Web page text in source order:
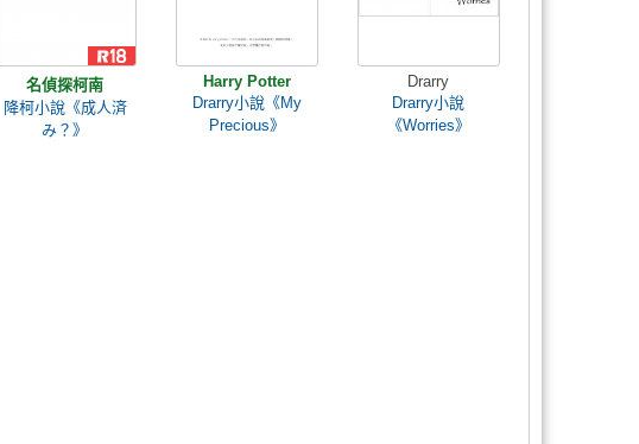
名偵探柯南
降柯小說《成人済
み？》
Harry Potter
Drarry小說《My
Precious》
Drarry
Drarry小說
《Worries》